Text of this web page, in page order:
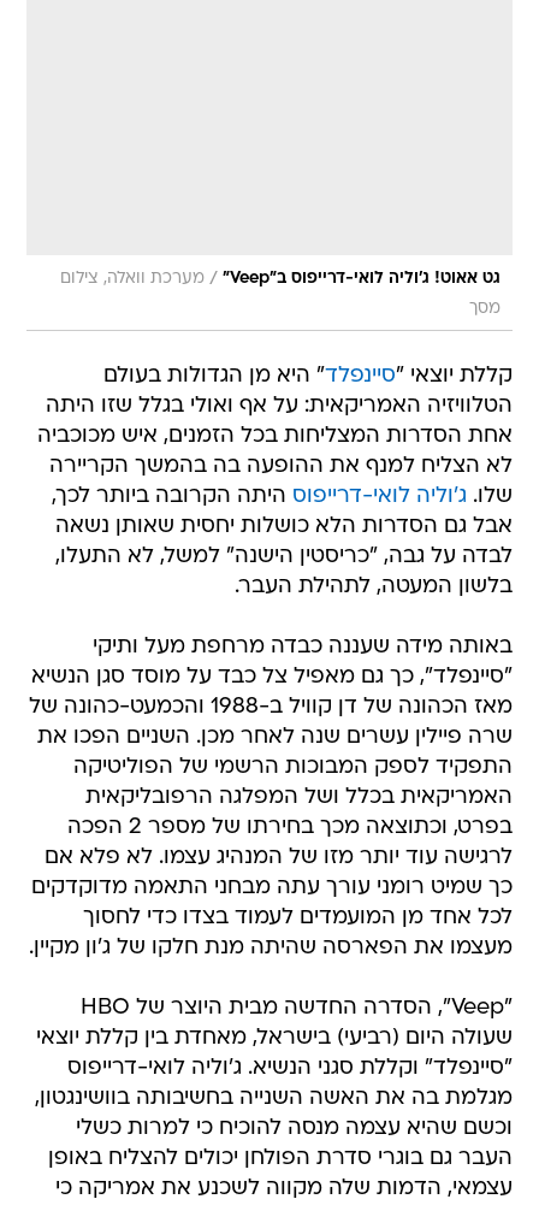
גט אאוט! ג'וליה לואי-דרייפוס ב"Veep" / מערכת וואלה, צילום
מסך
קללת יוצאי "סיינפלד" היא מן הגדולות בעולם
הטלוויזיה האמריקאית: על אף ואולי בגלל שזו היתה
אחת הסדרות המצליחות בכל הזמנים, איש מכוכביה
לא הצליח למנף את ההופעה בה בהמשך הקריירה
שלו. ג'וליה לואי-דרייפוס היתה הקרובה ביותר לכך,
אבל גם הסדרות הלא כושלות יחסית שאותן נשאה
לבדה על גבה, "כריסטין הישנה" למשל, לא התעלו,
בלשון המעטה, לתהילת העבר.
באותה מידה שעננה כבדה מרחפת מעל ותיקי
"סיינפלד", כך גם מאפיל צל כבד על מוסד סגן הנשיא
מאז הכהונה של דן קוויל ב-1988 והכמעט-כהונה של
שרה פיילין עשרים שנה לאחר מכן. השניים הפכו את
התפקיד לספק המבוכות הרשמי של הפוליטיקה
האמריקאית בכלל ושל המפלגה הרפובליקאית
בפרט, וכתוצאה מכך בחירתו של מספר 2 הפכה
לרגישה עוד יותר מזו של המנהיג עצמו. לא פלא אם
כך שמיט רומני עורך עתה מבחני התאמה מדוקדקים
לכל אחד מן המועמדים לעמוד בצדו כדי לחסוך
מעצמו את הפארסה שהיתה מנת חלקו של ג'ון מקיין.
"Veep", הסדרה החדשה מבית היוצר של HBO
שעולה היום (רביעי) בישראל, מאחדת בין קללת יוצאי
"סיינפלד" וקללת סגני הנשיא. ג'וליה לואי-דרייפוס
מגלמת בה את האשה השנייה בחשיבותה בוושינגטון,
וכשם שהיא עצמה מנסה להוכיח כי למרות כשלי
העבר גם בוגרי סדרת הפולחן יכולים להצליח באופן
עצמאי, הדמות שלה מקווה לשכנע את אמריקה כי